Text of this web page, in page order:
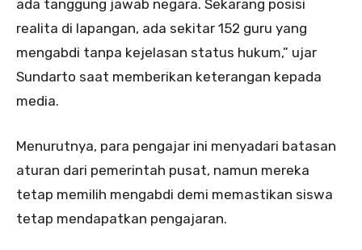
ada tanggung jawab negara. Sekarang posisi
realita di lapangan, ada sekitar 152 guru yang
mengabdi tanpa kejelasan status hukum,” ujar
Sundarto saat memberikan keterangan kepada
media.
Menurutnya, para pengajar ini menyadari batasan
aturan dari pemerintah pusat, namun mereka
tetap memilih mengabdi demi memastikan siswa
tetap mendapatkan pengajaran.